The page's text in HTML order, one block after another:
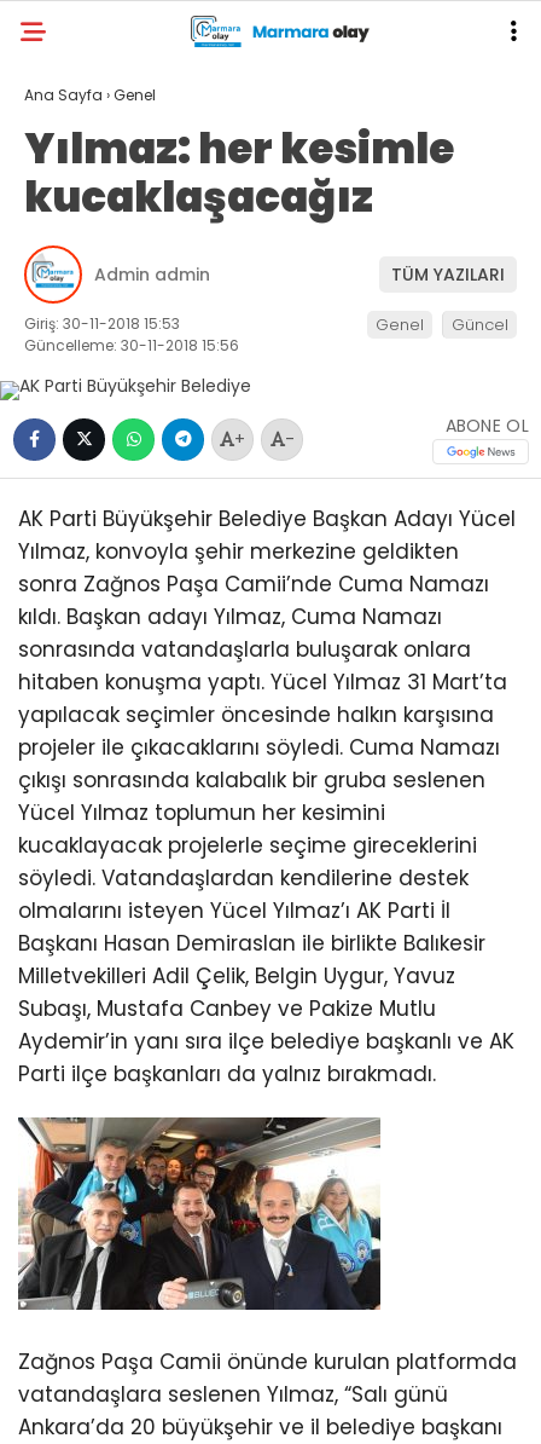
Ana Sayfa ›Genel
Yılmaz: her kesimle
kucaklaşacağız
Admin admin TÜM YAZILARI
Giriş: 30-11-2018 15:53
Güncelleme: 30-11-2018 15:56
Genel Güncel
+ -
ABONE OL
AK Parti Büyükşehir Belediye Başkan Adayı Yücel
Yılmaz, konvoyla şehir merkezine geldikten
sonra Zağnos Paşa Camii’nde Cuma Namazı
kıldı. Başkan adayı Yılmaz, Cuma Namazı
sonrasında vatandaşlarla buluşarak onlara
hitaben konuşma yaptı. Yücel Yılmaz 31 Mart’ta
yapılacak seçimler öncesinde halkın karşısına
projeler ile çıkacaklarını söyledi. Cuma Namazı
çıkışı sonrasında kalabalık bir gruba seslenen
Yücel Yılmaz toplumun her kesimini
kucaklayacak projelerle seçime gireceklerini
söyledi. Vatandaşlardan kendilerine destek
olmalarını isteyen Yücel Yılmaz’ı AK Parti İl
Başkanı Hasan Demiraslan ile birlikte Balıkesir
Milletvekilleri Adil Çelik, Belgin Uygur, Yavuz
Subaşı, Mustafa Canbey ve Pakize Mutlu
Aydemir’in yanı sıra ilçe belediye başkanlı ve AK
Parti ilçe başkanları da yalnız bırakmadı.
Zağnos Paşa Camii önünde kurulan platformda
vatandaşlara seslenen Yılmaz, “Salı günü
Ankara’da 20 büyükşehir ve il belediye başkanı